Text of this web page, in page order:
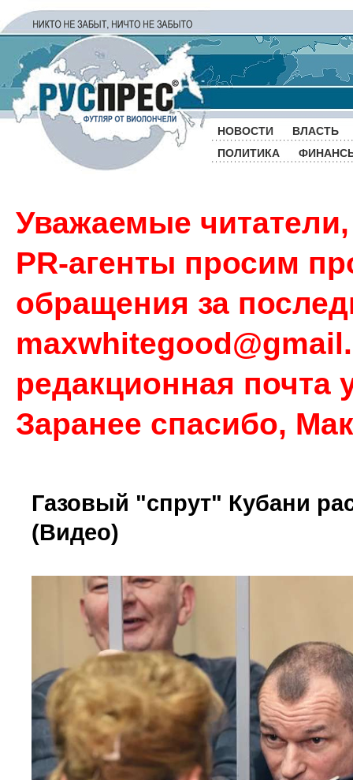
НОВОСТИ
ВЛАСТЬ
ПОЛИТИКА
Уважаемые
PR-агенты просим
обращения за
редакционная почта
Заранее спасибо,
Газовый "спрут" Кубани
(Видео)